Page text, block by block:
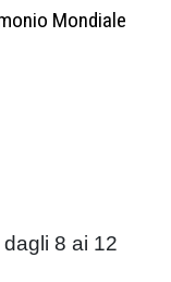
Mondiale
8 ai 12